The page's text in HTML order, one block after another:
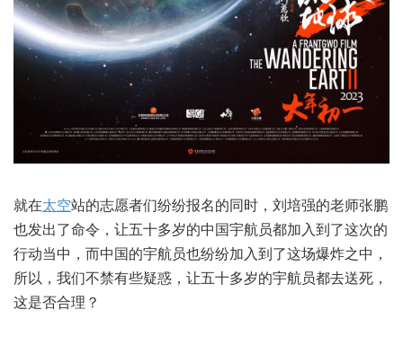
就在太空站的志愿者们纷纷报名的同时，刘培强的老师张鹏
也发出了命令，让五十多岁的中国宇航员都加入到了这次的
行动当中，而中国的宇航员也纷纷加入到了这场爆炸之中，
所以，我们不禁有些疑惑，让五十多岁的宇航员都去送死，
这是否合理？